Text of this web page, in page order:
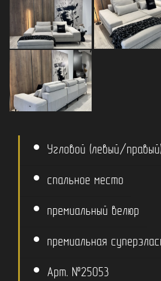
Угловой (левый/
спальное место
премиальный велюр
премиальная
Арт. №25053